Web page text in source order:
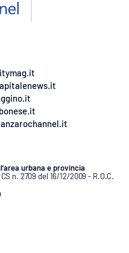
urbana e provincia
n. 2709 del 16/12/2009 - R.O.C.